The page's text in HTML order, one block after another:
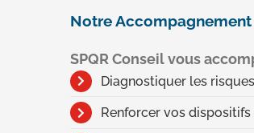
Notre
SPQR Conseil vous
Diagnostiquer les
Renforcer vos